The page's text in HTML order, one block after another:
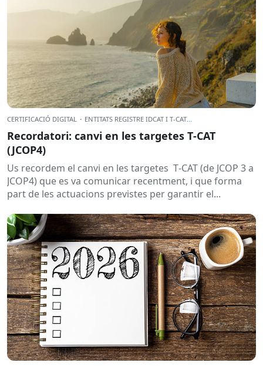
CERTIFICACIÓ DIGITAL · ENTITATS REGISTRE IDCAT I T-CAT
Recordatori: canvi en les targetes T‑CAT
(JCOP4)
Us recordem el canvi en les targetes T‑CAT (de JCOP 3 a
JCOP4) que es va comunicar recentment, i que forma
part de les actuacions previstes per garantir el...